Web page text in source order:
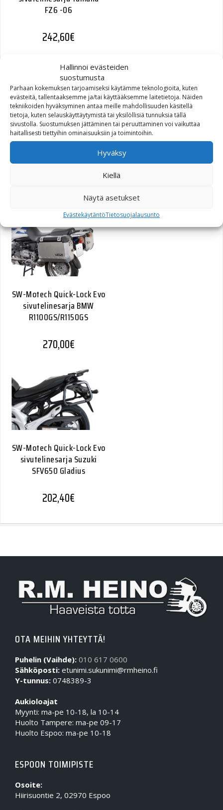
Hallinnoi evästeiden
suostumusta
Parhaan kokemuksen tarjoamiseksi käytämme teknologioita, kuten
evästeitä, tallentaaksemme ja/tai käyttääksemme laitetietoja. Näiden
tekniikoiden hyväksyminen antaa meille mahdollisuuden käsitellä
tietoja, kuten selauskäyttäytymistä tai yksilöllisiä tunnuksia tällä
sivustolla. Suostumuksen jättäminen tai peruuttaminen voi vaikuttaa
haitallisesti tiettyihin ominaisuuksiin ja toimintoihin.
Hyväksy
Kiellä
Näytä asetukset
EvästekäytäntöTietosuojalausunto
FZ6 -06
242,60€
SW-Motech Quick-Lock Evo
sivutelinesarja Yamaha
XJR1300 07-
SW-Motech Quick-Lock Evo
sivutelinesarja BMW
R1100GS/R1150GS
270,00€
SW-Motech Quick-Lock Evo
sivutelinesarja Suzuki
SFV650 Gladius
202,40€
OTA MEIHIN YHTEYTTÄ!
Puhelin (Vaihde): 010 617 0600
Sähköposti: etunimi.sukunimi@rmheino.fi
Y-tunnus: 0748389-3
Aukioloajat
Myynti: ma-pe 10-18, la 10-14
Huolto Tampere: ma-pe 09-17
Huolto Espoo: ma-pe 10-18
ESPOON TOIMIPISTE
Osoite:
Hiirisuontie 2, 02970 Espoo